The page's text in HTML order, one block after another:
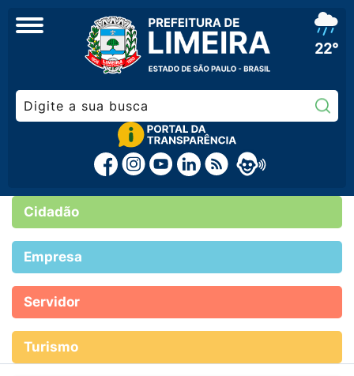
22°
Cidadão
Empresa
Servidor
Turismo